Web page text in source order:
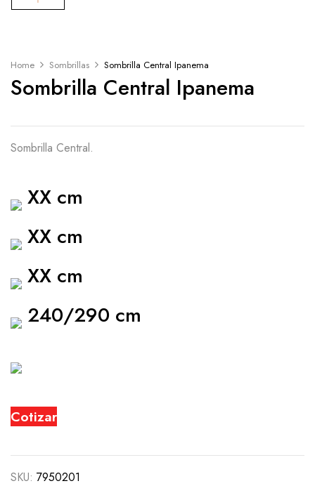
Home Sombrillas Sombrilla Central Ipanema
Sombrilla Central Ipanema
Sombrilla Central.
XX cm
XX cm
XX cm
240/290 cm
Cotizar
SKU: 7950201